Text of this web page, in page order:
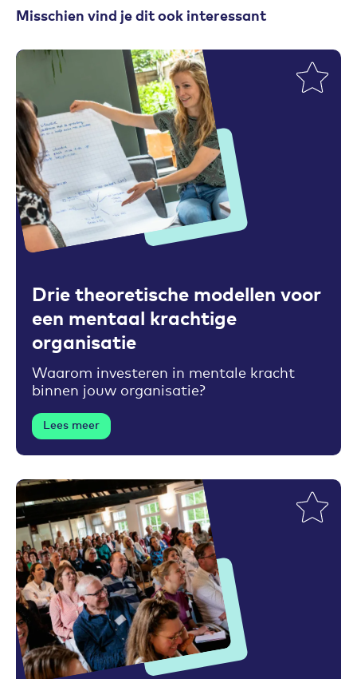
Misschien vind je dit ook interessant
Drie theoretische modellen voor
een mentaal krachtige
organisatie
Waarom investeren in mentale kracht
binnen jouw organisatie?
Lees meer